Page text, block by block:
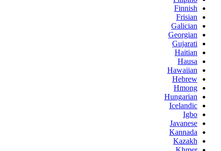
Finnish
Frisian
Galician
Georgian
Gujarati
Haitian
Hausa
Hawaiian
Hebrew
Hmong
Hungarian
Icelandic
Igbo
Javanese
Kannada
Kazakh